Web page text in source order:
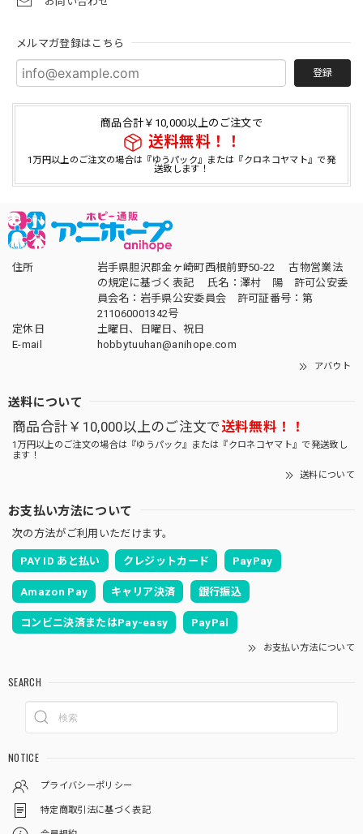
メルマガ登録はこちら
登録
商品合計￥10,000以上のご注文で
送料無料！！
1万円以上のご注文の場合は『ゆうパック』または『クロネコヤマト』で発
送致します！
住所
岩手県胆沢郡金ヶ崎町西根前野50-22 古物営業法
の規定に基づく表記 氏名：澤村 陽 許可公安委
員会名：岩手県公安委員会 許可証番号：第
211060001342号
定休日
土曜日、日曜日、祝日
E-mail
hobbytuuhan@anihope.com
アバウト
送料について
商品合計￥10,000以上のご注文で送料無料！！
1万円以上のご注文の場合は『ゆうパック』または『クロネコヤマト』で発送致し
ます！
送料について
お支払い方法について
次の方法がご利用いただけます。
PAY ID あと払い クレジットカード PayPay
Amazon Pay キャリア決済 銀行振込
コンビニ決済またはPay-easy PayPal
お支払い方法について
SEARCH
NOTICE
プライバシーポリシー
特定商取引法に基づく表記